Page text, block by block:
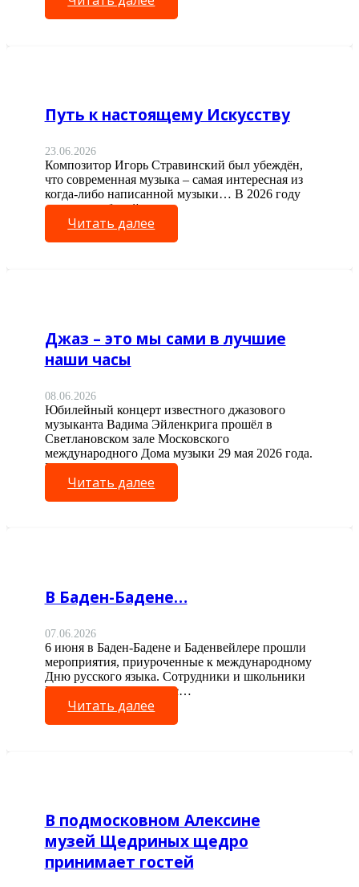
Путь к настоящему Искусству
23.06.2026
Композитор Игорь Стравинский был убеждён,
что современная музыка – самая интересная из
когда-либо написанной музыки… В 2026 году
отмечает юбилей…
Читать далее
Джаз – это мы сами в лучшие
наши часы
08.06.2026
Юбилейный концерт известного джазового
музыканта Вадима Эйленкрига прошёл в
Светлановском зале Московского
международного Дома музыки 29 мая 2026 года.
Писатель…
Читать далее
В Баден-Бадене…
07.06.2026
6 июня в Баден-Бадене и Баденвейлере прошли
мероприятия, приуроченные к международному
Дню русского языка. Сотрудники и школьники
Генконсульства вместе с…
Читать далее
В подмосковном Алексине
музей Щедриных щедро
принимает гостей